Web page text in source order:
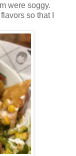
were soggy.
so that I